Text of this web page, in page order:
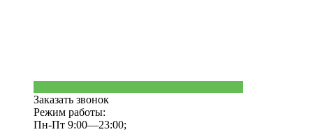
Заказать звонок
Режим работы:
Пн-Пт 9:00—23:00;